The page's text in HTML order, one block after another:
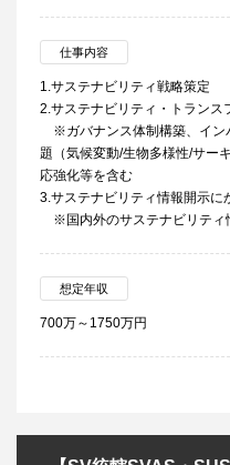
仕事内容
1.サステナビリティ戦略策定
2.サステナビリティ・トランス
※ガバナンス体制構築、イン
題（気候変動/生物多様性/サ
応強化等を含む
3.サステナビリティ情報開示に
※国内外のサステナビリティ
想定年収
700万～1750万円